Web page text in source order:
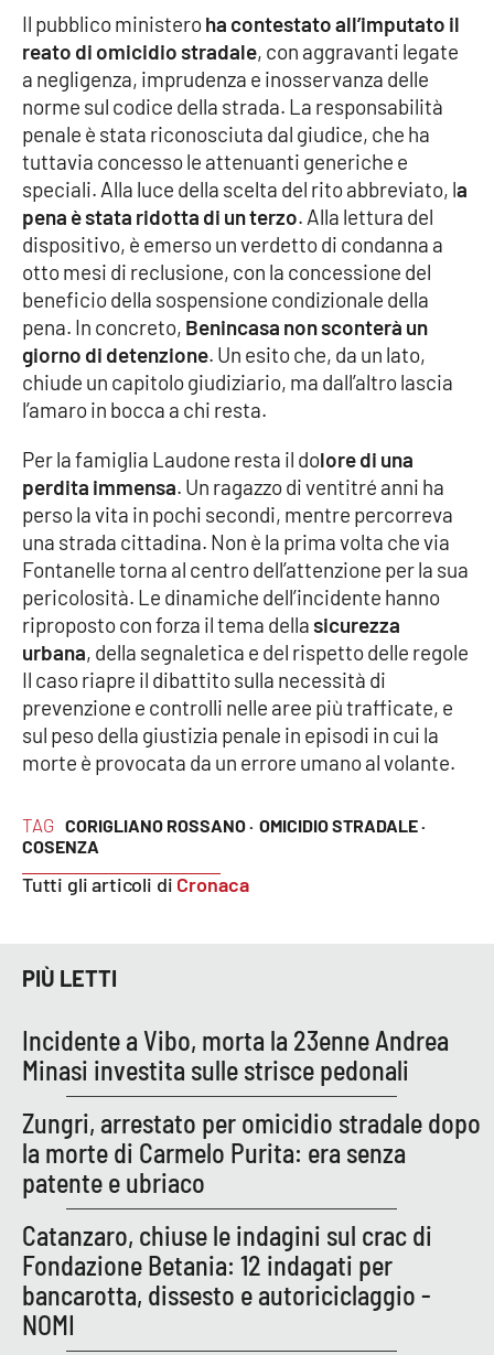
Good Morning Vietnam
Parchi Marini Calabria
Leggendo Alvaro insieme
Imprese Di Calabria
Le perfidie di Antonella Grippo
Venti di comunicazione
STREAMING
LaC TV
LaC Network
LaC OnAir
EDIZIONI
LOCALI
Catanzaro
Crotone
Reggio Calabria
Cosenza
PROGETTI
SPECIALI
Buona Sanità Calabria
LA
CALABRIAVISIONE
Destinazioni
Eventi
Food
TAG CORIGLIANO ROSSANO · OMICIDIO STRADALE ·
COSENZA
Tutti gli articoli di Cronaca
Il pubblico ministeroha contestato all’imputato il
reato di omicidio stradale, con aggravanti legate
a negligenza, imprudenza e inosservanza delle
norme sul codice della strada. La responsabilità
penale è stata riconosciuta dal giudice, che ha
tuttavia concesso le attenuanti generiche e
speciali. Alla luce della scelta del rito abbreviato, la
pena è stata ridotta di un terzo. Alla lettura del
dispositivo, è emerso un verdetto di condanna a
otto mesi di reclusione, con la concessione del
beneficio della sospensione condizionale della
pena. In concreto, Benincasa non sconterà un
giorno di detenzione. Un esito che, da un lato,
chiude un capitolo giudiziario, ma dall’altro lascia
l’amaro in bocca a chi resta.
Per la famiglia Laudone resta il dolore di una
perdita immensa. Un ragazzo di ventitré anni ha
perso la vita in pochi secondi, mentre percorreva
una strada cittadina. Non è la prima volta che via
Fontanelle torna al centro dell’attenzione per la sua
pericolosità. Le dinamiche dell’incidente hanno
riproposto con forza il tema dellasicurezza
urbana, della segnaletica e del rispetto delle regole
Il caso riapre il dibattito sulla necessità di
prevenzione e controlli nelle aree più trafficate, e
sul peso della giustizia penale in episodi in cui la
morte è provocata da un errore umano al volante.
PIÙ LETTI
Incidente a Vibo, morta la 23enne Andrea
Minasi investita sulle strisce pedonali
Zungri, arrestato per omicidio stradale dopo
la morte di Carmelo Purita: era senza
patente e ubriaco
Catanzaro, chiuse le indagini sul crac di
Fondazione Betania: 12 indagati per
bancarotta, dissesto e autoriciclaggio -
NOMI